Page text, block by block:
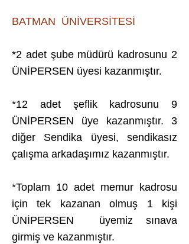
BATMAN ÜNİVERSİTESİ
*2 adet şube müdürü kadrosunu 2
ÜNİPERSEN üyesi kazanmıştır.
*12 adet şeflik kadrosunu 9
ÜNİPERSEN üye kazanmıştır. 3
diğer Sendika üyesi, sendikasız
çalışma arkadaşımız kazanmıştır.
*Toplam 10 adet memur kadrosu
için tek kazanan olmuş 1 kişi
ÜNİPERSEN üyemiz sınava
girmiş ve kazanmıştır.